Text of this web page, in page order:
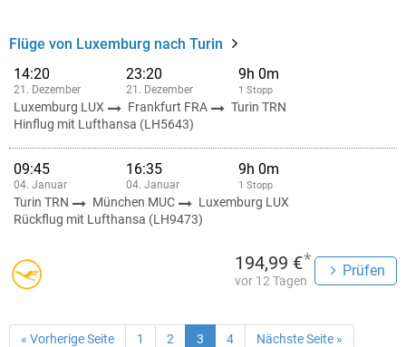
Flüge von Luxemburg nach Turin
14:20
21. Dezember
23:20
21. Dezember
9h 0m
1 Stopp
Luxemburg LUX Frankfurt FRA
Turin TRN
Hinflug mit Lufthansa (LH5643)
09:45
04. Januar
16:35
04. Januar
9h 0m
1 Stopp
Turin TRN München MUC
Luxemburg LUX
Rückflug mit Lufthansa (LH9473)
194,99 €*
vor 12 Tagen
Prüfen
« Vorherige Seite 1 2 3 4 Nächste Seite »